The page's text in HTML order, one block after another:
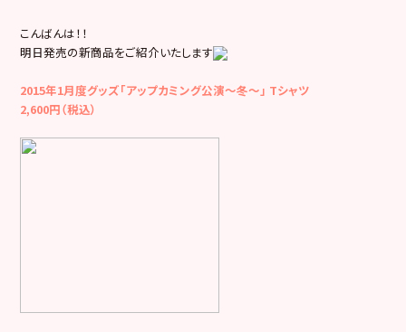
こんばんは！！
明日発売の新商品をご紹介いたします
2015年1月度グッズ「アップカミング公演～冬～」 Tシャツ
2,600円（税込）